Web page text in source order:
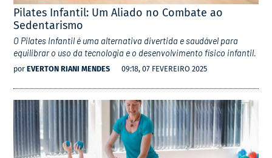
Pilates Infantil: Um Aliado no Combate ao
Sedentarismo
O Pilates Infantil é uma alternativa divertida e saudável para
equilibrar o uso da tecnologia e o desenvolvimento físico infantil.
por EVERTON RIANI MENDES 09:18, 07 FEVEREIRO 2025